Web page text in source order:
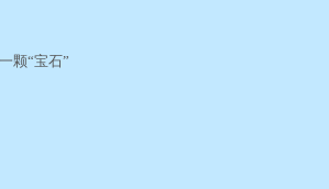
颗“宝石”